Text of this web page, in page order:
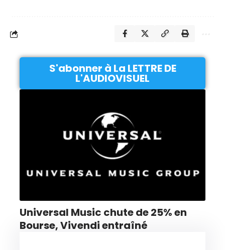
S'abonner à La LETTRE DE
L'AUDIOVISUEL
Universal Music chute de 25% en
Bourse, Vivendi entraîné